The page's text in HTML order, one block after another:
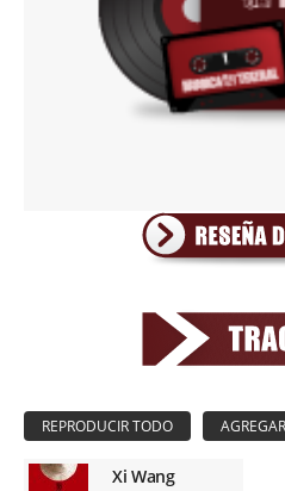
Xi Wang